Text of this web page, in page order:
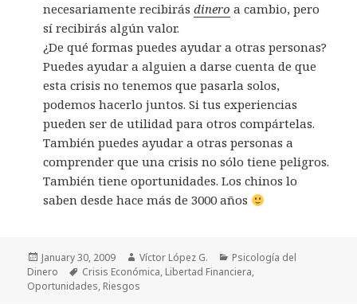
necesariamente recibirás dinero a cambio, pero
sí recibirás algún valor.
¿De qué formas puedes ayudar a otras personas?
Puedes ayudar a alguien a darse cuenta de que
esta crisis no tenemos que pasarla solos,
podemos hacerlo juntos. Si tus experiencias
pueden ser de utilidad para otros compártelas.
También puedes ayudar a otras personas a
comprender que una crisis no sólo tiene peligros.
También tiene oportunidades. Los chinos lo
saben desde hace más de 3000 años
Posted
on
January 30, 2009 Author
Víctor López G. Categories
Psicología del
Dinero
Tags
Crisis Económica, Libertad Financiera,
Oportunidades, Riesgos